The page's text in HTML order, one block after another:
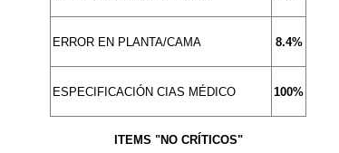
ERROR EN PLANTA/CAMA 8.4%
ESPECIFICACIÓN CIAS MÉDICO 100%
ITEMS "NO CRÍTICOS"